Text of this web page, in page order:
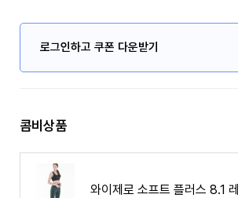
로그인하고 쿠폰 다운받기
콤비상품
와이제로 소프트 플러스 8.1